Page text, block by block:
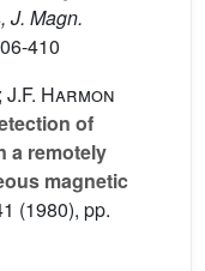
, J. Magn.
410
Harmon
of
a remotely
magnetic
(1980), pp.